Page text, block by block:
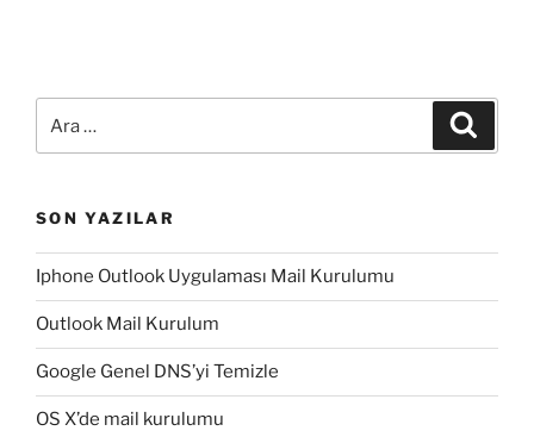
SON YAZILAR
Iphone Outlook Uygulaması Mail Kurulumu
Outlook Mail Kurulum
Google Genel DNS’yi Temizle
OS X’de mail kurulumu